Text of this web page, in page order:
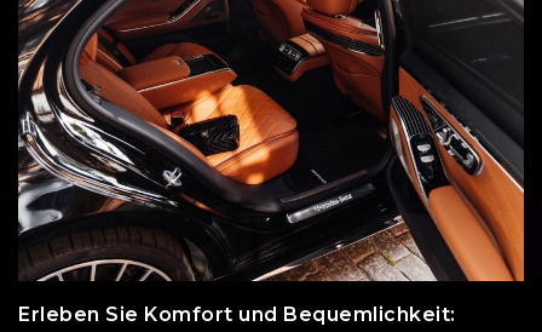
Erleben Sie Komfort und Bequemlichkeit: